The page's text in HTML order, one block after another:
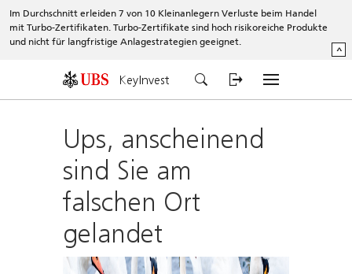
Im Durchschnitt erleiden 7 von 10 Kleinanlegern Verluste beim Handel
mit Turbo-Zertifikaten. Turbo-Zertifikate sind hoch risikoreiche Produkte
und nicht für langfristige Anlagestrategien geeignet.
^
KeyInvest
Ups, anscheinend
sind Sie am
falschen Ort
gelandet